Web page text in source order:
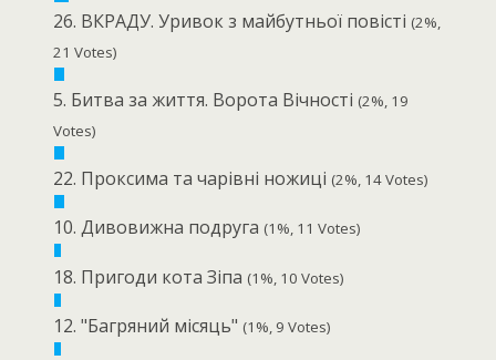
26. ВКРАДУ. Уривок з майбутньої повісті (2%,
21 Votes)
5. Битва за життя. Ворота Вічності (2%, 19
Votes)
22. Проксима та чарівні ножиці (2%, 14 Votes)
10. Дивовижна подруга (1%, 11 Votes)
18. Пригоди кота Зіпа (1%, 10 Votes)
12. "Багряний місяць" (1%, 9 Votes)